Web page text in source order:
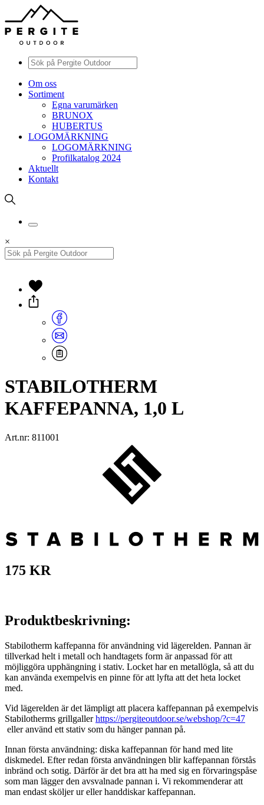
Om oss
Sortiment
Egna varumärken
BRUNOX
HUBERTUS
LOGOMÄRKNING
LOGOMÄRKNING
Profilkatalog 2024
Aktuellt
Kontakt
×
STABILOTHERM
KAFFEPANNA, 1,0 L
Art.nr: 811001
175 KR
Produktbeskrivning:
Stabilotherm kaffepanna för användning vid lägerelden. Pannan är
tillverkad helt i metall och handtagets form är anpassad för att
möjliggöra upphängning i stativ. Locket har en metallögla, så att du
kan använda exempelvis en pinne för att lyfta att det heta locket
med.
Vid lägerelden är det lämpligt att placera kaffepannan på exempelvis
Stabilotherms grillgallerhttps://pergiteoutdoor.se/webshop/?c=47
eller använd ett stativ som du hänger pannan på.
Innan första användning: diska kaffepannan för hand med lite
diskmedel. Efter redan första användningen blir kaffepannan förstås
inbränd och sotig. Därför är det bra att ha med sig en förvaringspåse
som man lägger den avsvalnade pannan i. Vi rekommenderar att
man endast sköljer ur eller handdiskar kaffepannan.